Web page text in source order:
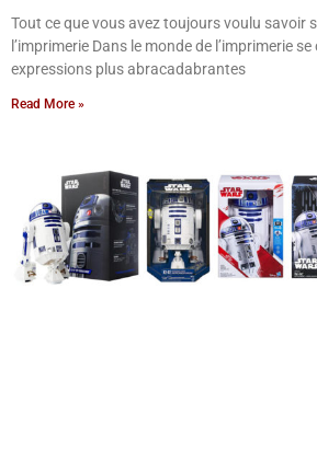
Tout ce que vous avez toujours voulu savoir
l’imprimerie Dans le monde de l’imprimerie
expressions plus abracadabrantes
Read More »